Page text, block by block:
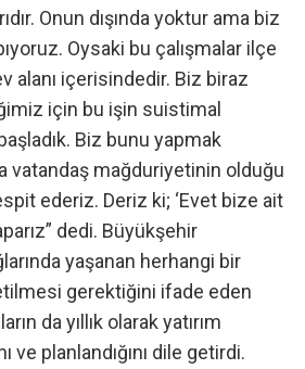
Onun dışında yoktur ama biz
Oysaki bu çalışmalar ilçe
alanı içerisindedir. Biz biraz
için bu işin suistimal
Biz bunu yapmak
vatandaş mağduriyetinin olduğu
ederiz. Deriz ki; ‘Evet bize ait
dedi. Büyükşehir
yaşanan herhangi bir
gerektiğini ifade eden
da yıllık olarak yatırım
ve planlandığını dile getirdi.